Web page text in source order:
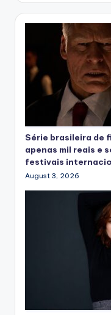
Série brasileira
apenas mil reais e
festivais
August 3, 2026